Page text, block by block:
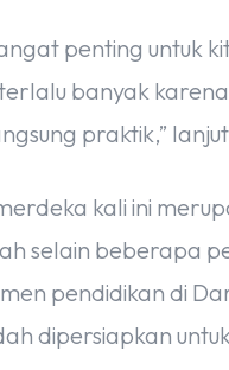
penting untuk
banyak
praktik,”
kali ini
selain beberapa
pendidikan di
dipersiapkan